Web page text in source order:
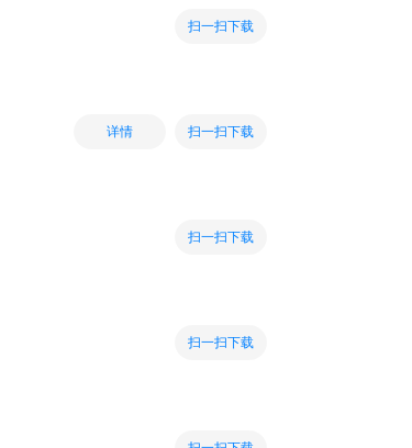
扫一扫下载
详情 扫一扫下载
扫一扫下载
扫一扫下载